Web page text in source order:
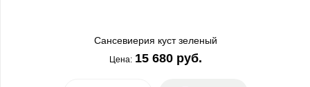
Сансевиерия куст зеленый
Цена: 15 680 руб.